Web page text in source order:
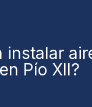
instalar
Pío XII?